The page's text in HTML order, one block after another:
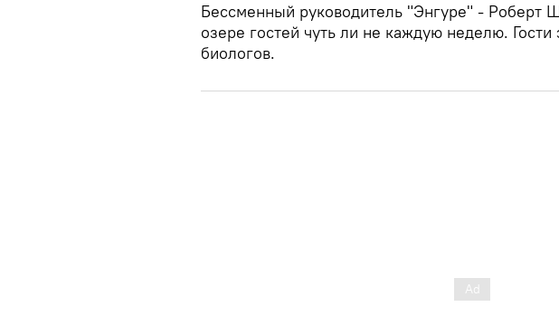
Бессменный руководитель "Энгуре" - Роберт
озере гостей чуть ли не каждую неделю.
биологов.